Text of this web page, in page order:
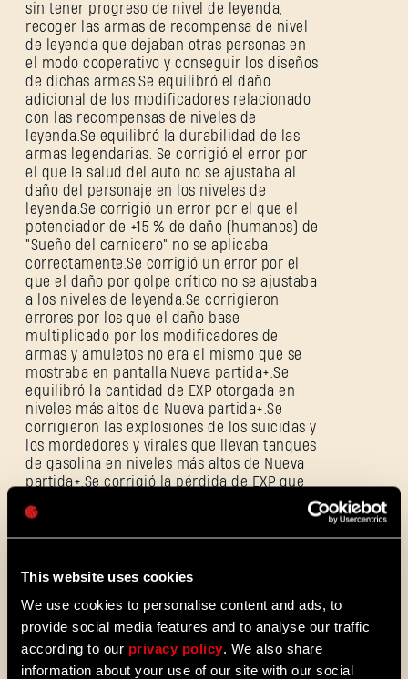
This website uses cookies
We use cookies to personalise content and ads, to
provide social media features and to analyse our traffic
according to our privacy policy. We also share
information about your use of our site with our social
sin tener progreso de nivel de leyenda,
recoger las armas de recompensa de nivel
de leyenda que dejaban otras personas en
el modo cooperativo y conseguir los diseños
de dichas armas.Se equilibró el daño
adicional de los modificadores relacionado
con las recompensas de niveles de
leyenda.Se equilibró la durabilidad de las
armas legendarias. Se corrigió el error por
el que la salud del auto no se ajustaba al
daño del personaje en los niveles de
leyenda.Se corrigió un error por el que el
potenciador de +15 % de daño (humanos) de
"Sueño del carnicero" no se aplicaba
correctamente.Se corrigió un error por el
que el daño por golpe crítico no se ajustaba
a los niveles de leyenda.Se corrigieron
errores por los que el daño base
multiplicado por los modificadores de
armas y amuletos no era el mismo que se
mostraba en pantalla.Nueva partida+:Se
equilibró la cantidad de EXP otorgada en
niveles más altos de Nueva partida+.Se
corrigieron las explosiones de los suicidas y
los mordedores y virales que llevan tanques
de gasolina en niveles más altos de Nueva
partida+.Se corrigió la pérdida de EXP que
Nueva partida+.Se corrigieron casos en los
que la IA tenía rangos más altos que el
era deliberado.
varios casos en los que ocurría un error en
el modo cooperativo cuando otros
jugadores se unían al anfitrión.Se corrigió
un error que ocurría al cambiar los valores
REGISTRARSE
Dirección de correo electrónico
Contraseña